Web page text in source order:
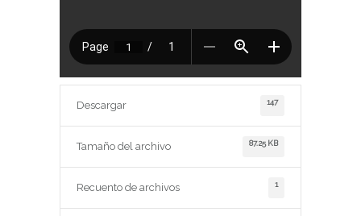
Descargar 147
Tamaño del archivo 87.25 KB
Recuento de archivos 1